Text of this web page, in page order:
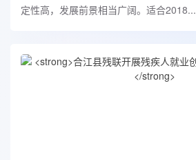
定性高，发展前景相当广阔。适合2018...